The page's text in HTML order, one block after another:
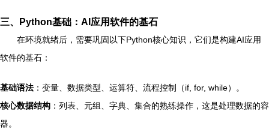
三、Python基础：AI应用软件的基石
在环境就绪后，需要巩固以下Python核心知识，它们是构建AI应用
软件的基石：
基础语法 ：变量、数据类型、运算符、流程控制（if, for, while）。
核心数据结构 ：列表、元组、字典、集合的熟练操作，这是处理数据的容
器。